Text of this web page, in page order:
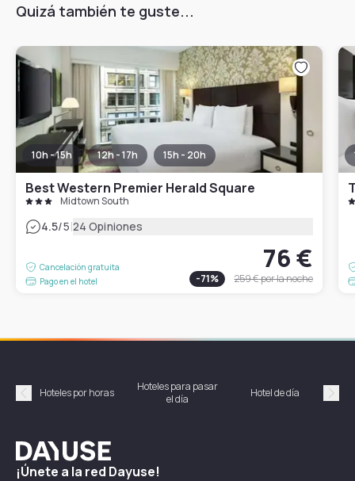
Quizá también te guste...
10h - 15h 12h - 17h 15h - 20h
Best Western Premier Herald Square
Midtown South
4.5/5|24 Opiniones
Cancelación gratuita
Pago en el hotel
76 €
-71% 259 €por la noche
Précédent
Hoteles por horas
Hoteles para pasar
el día
Hotel de día
Dayuse
¡Únete a la red Dayuse!